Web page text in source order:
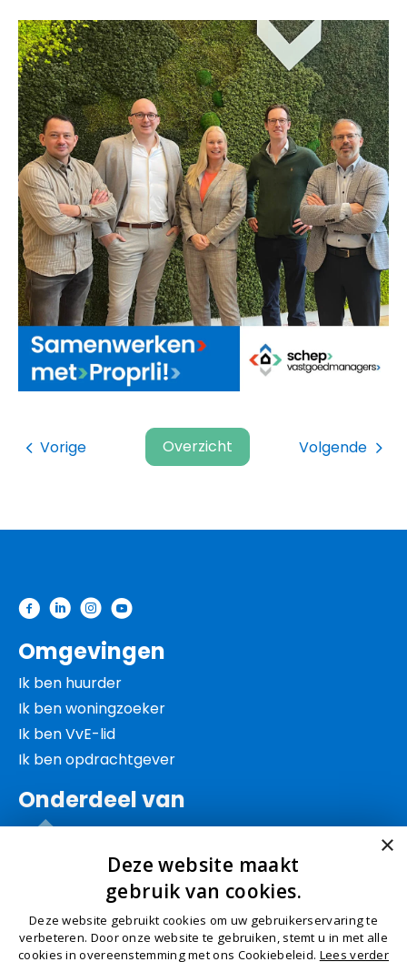
Volgende
Overzicht
Vorige
Contactinformatie
Omgevingen
Ik ben huurder
Ik ben woningzoeker
Ik ben VvE-lid
Ik ben opdrachtgever
Onderdeel van
© Schep 2026 Algemene voorwaarden Privacy
×
Deze website maakt
gebruik van cookies.
Deze website gebruikt cookies om uw gebruikerservaring te
verbeteren. Door onze website te gebruiken, stemt u in met alle
cookies in overeenstemming met ons Cookiebeleid. Lees verder